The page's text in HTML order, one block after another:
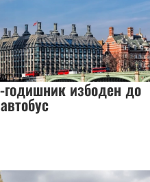
избоден до